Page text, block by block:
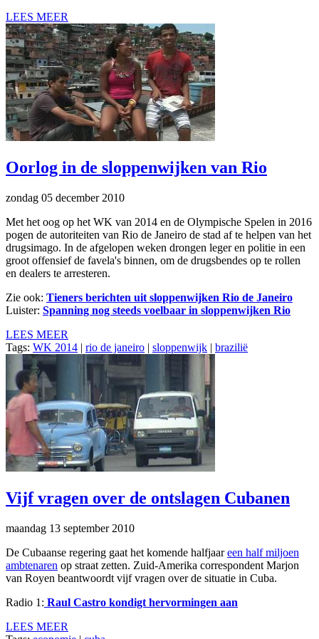
LEES MEER
Oorlog in de sloppenwijken van Rio
zondag 05 december 2010
Met het oog op het WK van 2014 en de Olympische Spelen in 2016
pogen de autoriteiten van Rio de Janeiro de stad af te helpen van het
drugsimago. In de afgelopen weken drongen leger en politie in een
groot offensief de favela's binnen, om de drugsbendes op te rollen
en dealers te arresteren.
Zie ook: Tieners berichten uit sloppenwijken Rio de Janeiro
Luister: Spanning nog steeds voelbaar in sloppenwijken Rio
LEES MEER
Tags: WK 2014 | rio de janeiro | sloppenwijk | brazilië
Vijf vragen over de ontslagen Cubanen
maandag 13 september 2010
De Cubaanse regering gaat het komende halfjaareen half miljoen
ambtenaren op straat zetten. Zuid-Amerika correspondent Marjon
van Royen beantwoordt vijf vragen over de situatie in Cuba.
Radio 1: Raul Castro kondigt hervormingen aan
LEES MEER